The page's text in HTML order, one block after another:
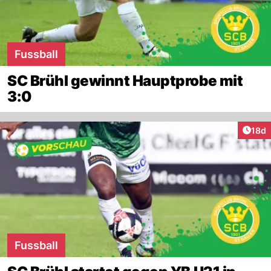
Fussball
SC Brühl gewinnt Hauptprobe mit
3:0
18d
Fussball